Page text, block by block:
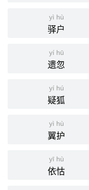
yì hù
驿户
yí hū
遗忽
yí hú
疑狐
yì hù
翼护
yī hù
依怙